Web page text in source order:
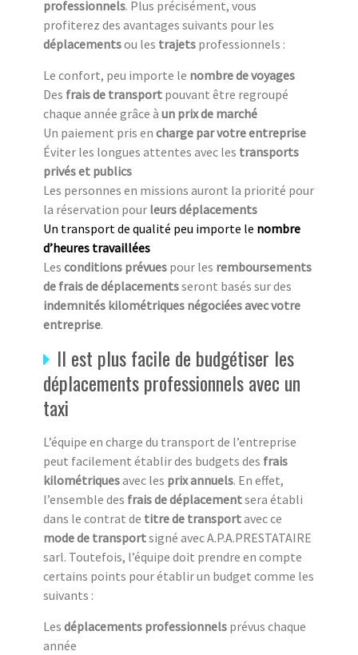
professionnels. Plus précisément, vous
profiterez des avantages suivants pour les
déplacementsou les trajets professionnels :
Le confort, peu importe le nombre de voyages
Des frais de transport pouvant être regroupé
chaque année grâce à un prix de marché
Un paiement pris en charge par votre entreprise
Éviter les longues attentes avec les transports
privés et publics
Les personnes en missions auront la priorité pour
la réservation pour leurs déplacements
Un transport de qualité peu importe le nombre
d’heures travaillées
Les conditions prévues pour les remboursements
de frais de déplacementsseront basés sur des
indemnités kilométriques négociées avec votre
entreprise.
Il est plus facile de budgétiser les
déplacements professionnels avec un
taxi
L’équipe en charge du transport de l’entreprise
peut facilement établir des budgets des frais
kilométriquesavec les prix annuels. En effet,
l’ensemble des frais de déplacementsera établi
dans le contrat de titre de transportavec ce
mode de transportsigné avec A.P.A.PRESTATAIRE
sarl. Toutefois, l’équipe doit prendre en compte
certains points pour établir un budget comme les
suivants :
Les déplacements professionnels prévus chaque
année